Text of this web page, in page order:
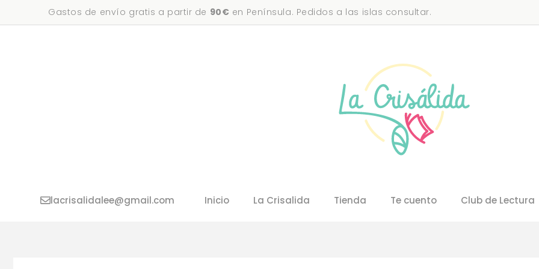
al
Gastos de envío gratis a partir de 90€ en Península. Pedidos a las islas consultar.
Inicio La Crisalida Tienda Te cuento Club de Lectura
lacrisalidalee@gmail.com